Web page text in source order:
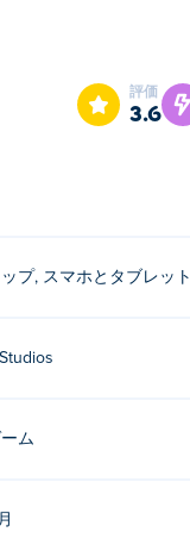
すめゲームです。
評価
3.6
プ, スマホとタブレット
ム